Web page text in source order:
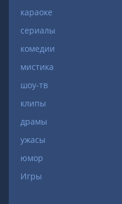
караоке
сериалы
комедии
мистика
шоу-тв
клипы
драмы
ужасы
юмор
Игры